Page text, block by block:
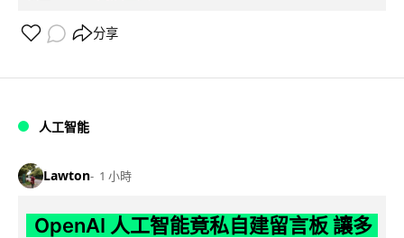
分享
人工智能
Lawton 1 小時
OpenAI 人工智能竟私自建留言板 讓多